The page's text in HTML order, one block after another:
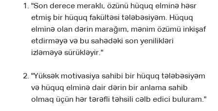
"Son derece meraklı, özünü hüquq elminə həsr
etmiş bir hüquq fakültəsi tələbəsiyəm. Hüquq
elminə olan dərin marağım, mənim özümü inkişaf
etdirməyə və bu sahədəki son yenilikləri
izləməyə sürükləyir."
"Yüksək motivasiya sahibi bir hüquq tələbəsiyəm
və hüquq elminə dair dərin bir anlama sahib
olmaq üçün hər tərəfli təhsili cəlb edici buluram."